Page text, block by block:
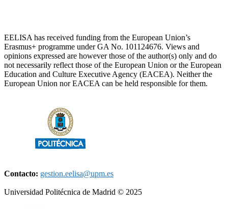
EELISA has received funding from the European Union’s
Erasmus+ programme under GA No. 101124676. Views and
opinions expressed are however those of the author(s) only and do
not necessarily reflect those of the European Union or the European
Education and Culture Executive Agency (EACEA). Neither the
European Union nor EACEA can be held responsible for them.
Contacto: gestion.eelisa@upm.es
Universidad Politécnica de Madrid © 2025